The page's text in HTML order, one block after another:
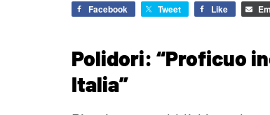
Facebook Tweet Like
Polidori: “Proficuo
Italia”